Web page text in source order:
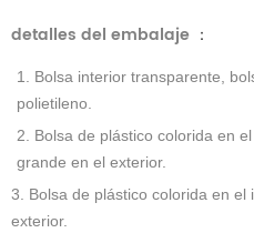
detalles del embalaje ：
1. Bolsa interior transparente,
polietileno.
2. Bolsa de plástico colorida en
grande en el exterior.
3. Bolsa de plástico colorida en el
exterior.